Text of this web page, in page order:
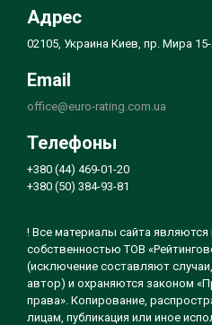
Адрес
02105, Украина Киев, пр. Мира
Email
office@euro-rating.com.ua
Телефоны
+380 (44) 469-01-20
+380 (50) 384-93-81
! Все материалы сайта являются
собственностью ТОВ
(исключение составляют
автор) и охраняются законом
права». Копирование,
лицам, публикация или иное